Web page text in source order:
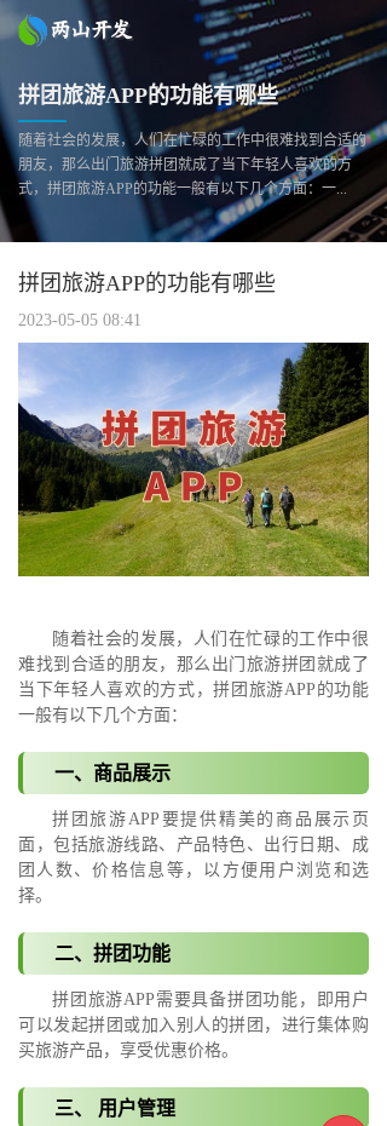
拼团旅游APP的功能有哪些
随着社会的发展，人们在忙碌的工作中很难找到合适的
朋友，那么出门旅游拼团就成了当下年轻人喜欢的方
式，拼团旅游APP的功能一般有以下几个方面：一...
拼团旅游APP的功能有哪些
2023-05-05 08:41
随着社会的发展，人们在忙碌的工作中很
难找到合适的朋友，那么出门旅游拼团就成了
当下年轻人喜欢的方式，拼团旅游APP的功能
一般有以下几个方面：
一、商品展示
拼团旅游APP要提供精美的商品展示页
面，包括旅游线路、产品特色、出行日期、成
团人数、价格信息等，以方便用户浏览和选
择。
二、拼团功能
拼团旅游APP需要具备拼团功能，即用户
可以发起拼团或加入别人的拼团，进行集体购
买旅游产品，享受优惠价格。
三、 用户管理